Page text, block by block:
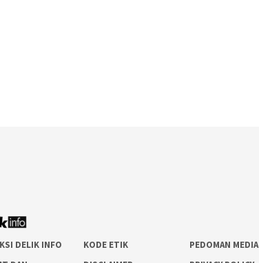
DELIK INFO KODE ETIK
PEDOMAN